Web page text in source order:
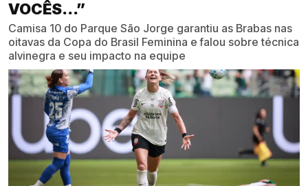
VOCÊS...”
Camisa 10 do Parque São Jorge garantiu as Brabas nas
oitavas da Copa do Brasil Feminina e falou sobre técnica
alvinegra e seu impacto na equipe